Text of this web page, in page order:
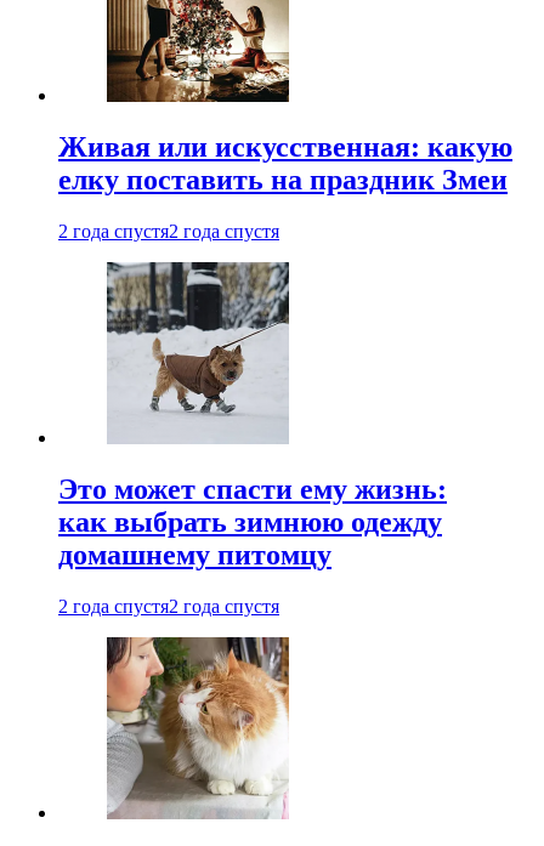
Живая или искусственная: какую
елку поставить на праздник Змеи
2 года спустя2 года спустя
Это может спасти ему жизнь:
как выбрать зимнюю одежду
домашнему питомцу
2 года спустя2 года спустя